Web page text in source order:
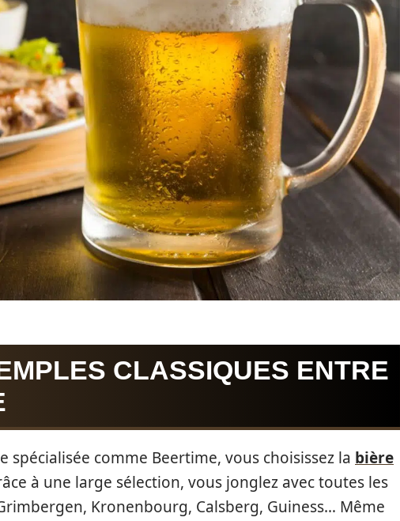
CLASSIQUES ENTRE
comme Beertime, vous choisissez la bière
à une large sélection, vous jonglez avec toutes les
Kronenbourg, Calsberg, Guiness… Même